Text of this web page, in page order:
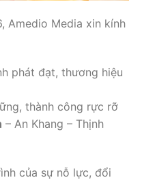
Amedio Media xin kính
phát đạt, thương hiệu
thành công rực rỡ
– An Khang – Thịnh
của sự nỗ lực, đổi